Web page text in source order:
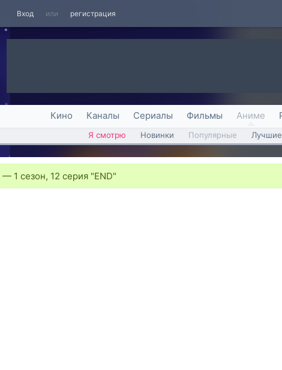
Вход или регистрация
Кино Каналы Сериалы Фильмы Аниме
Я смотрю Новинки Популярные Лучшие
— 1 сезон, 12 серия "END"